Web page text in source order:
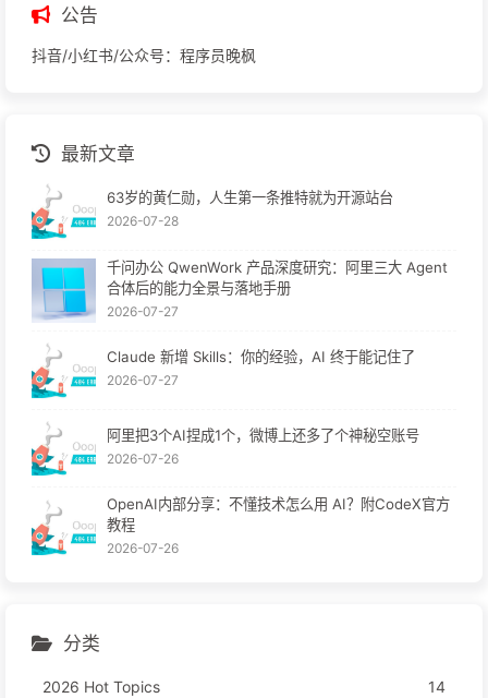
公告
抖音/小红书/公众号：程序员晚枫
最新文章
63岁的黄仁勋，人生第一条推特就为开源站台
2026-07-28
千问办公 QwenWork 产品深度研究：阿里三大 Agent
合体后的能力全景与落地手册
2026-07-27
Claude 新增 Skills：你的经验，AI 终于能记住了
2026-07-27
阿里把3个AI捏成1个，微博上还多了个神秘空账号
2026-07-26
OpenAI内部分享：不懂技术怎么用 AI？附CodeX官方
教程
2026-07-26
分类
2026 Hot Topics
14